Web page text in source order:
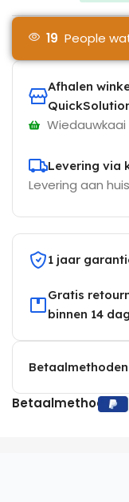
19 People
Afhalen
Wiedauwkaai
Levering via
Levering aan huis
1 jaar
Gratis
binnen 14
Betaalmethoden
Betaalmethoden: